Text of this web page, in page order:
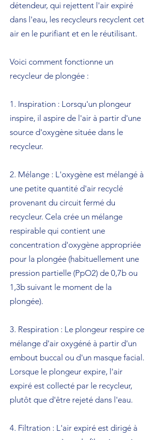
détendeur, qui rejettent l'air expiré
dans l'eau, les recycleurs recyclent cet
air en le purifiant et en le réutilisant.
Voici comment fonctionne un
recycleur de plongée :
1. Inspiration : Lorsqu'un plongeur
inspire, il aspire de l'air à partir d'une
source d'oxygène située dans le
recycleur.
2. Mélange : L'oxygène est mélangé à
une petite quantité d'air recyclé
provenant du circuit fermé du
recycleur. Cela crée un mélange
respirable qui contient une
concentration d'oxygène appropriée
pour la plongée (habituellement une
pression partielle (PpO2) de 0,7b ou
1,3b suivant le moment de la
plongée).
3. Respiration : Le plongeur respire ce
mélange d'air oxygéné à partir d'un
embout buccal ou d'un masque facial.
Lorsque le plongeur expire, l'air
expiré est collecté par le recycleur,
plutôt que d'être rejeté dans l'eau.
4. Filtration : L'air expiré est dirigé à